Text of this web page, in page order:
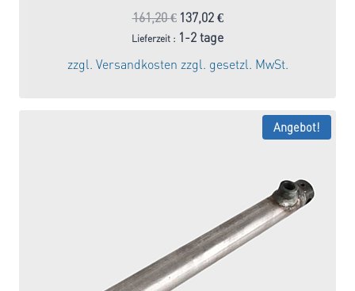
161,20€ Ursprünglicher
Preis
war:
161,20 €
137,02 €Aktueller
Preis
Lieferzeit : 1-2 tage
zzgl. Versandkosten zzgl. gesetzl. MwSt.
Angebot!